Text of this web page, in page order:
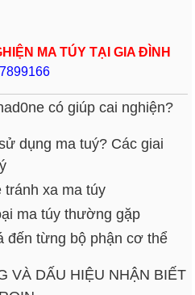
MA TÚY TẠI GIA ĐÌNH
có giúp cai nghiện?
dụng ma tuý? Các giai
tránh xa ma túy
ma túy thường gặp
đến từng bộ phận cơ thể
VÀ DẤU HIỆU NHẬN BIẾT